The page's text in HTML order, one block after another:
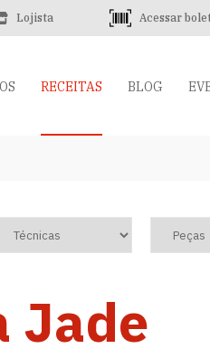
Lojista Acessar
RECEITAS BLOG
Jade